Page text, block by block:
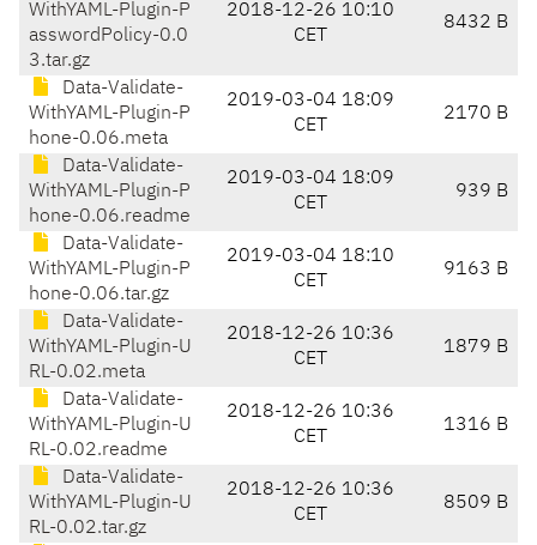
WithYAML-Plugin-P
asswordPolicy-0.0
3.tar.gz
2018-12-26 10:10
CET
8432 B
Data-Validate-
WithYAML-Plugin-P
hone-0.06.meta
2019-03-04 18:09
CET
2170 B
Data-Validate-
WithYAML-Plugin-P
hone-0.06.readme
2019-03-04 18:09
CET
939 B
Data-Validate-
WithYAML-Plugin-P
hone-0.06.tar.gz
2019-03-04 18:10
CET
9163 B
Data-Validate-
WithYAML-Plugin-U
RL-0.02.meta
2018-12-26 10:36
CET
1879 B
Data-Validate-
WithYAML-Plugin-U
RL-0.02.readme
2018-12-26 10:36
CET
1316 B
Data-Validate-
WithYAML-Plugin-U
RL-0.02.tar.gz
2018-12-26 10:36
CET
8509 B